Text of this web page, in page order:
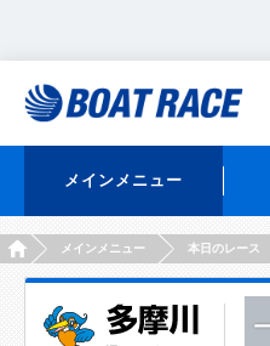
メインメニュー
HOMEメインメニュー 本日のレース